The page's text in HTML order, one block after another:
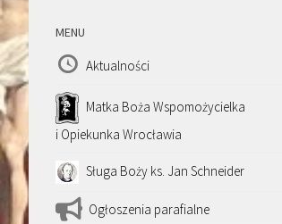
MENU
Aktualności
Matka Boża Wspomożycielka
i Opiekunka Wrocławia
Sługa Boży ks. Jan Schneider
Ogłoszenia parafialne